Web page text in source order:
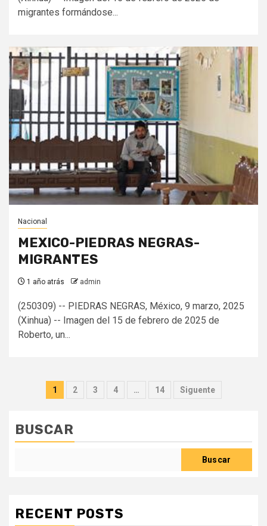
migrantes formándose...
Nacional
MEXICO-PIEDRAS NEGRAS-
MIGRANTES
1 año atrás admin
(250309) -- PIEDRAS NEGRAS, México, 9 marzo, 2025
(Xinhua) -- Imagen del 15 de febrero de 2025 de
Roberto, un...
Paginación
entradas
1 2 3 4 … 14 Siguente
BUSCAR
Buscar
RECENT POSTS